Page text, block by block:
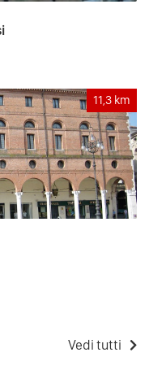
11,3 km
Vedi tutti